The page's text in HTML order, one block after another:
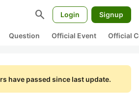
search Login Signup
Question Official Event Official
have passed since last update.